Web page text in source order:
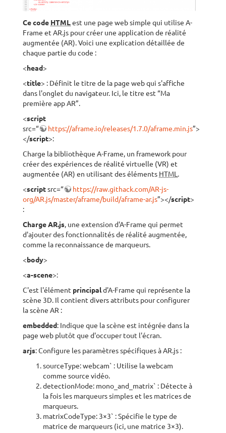
Ce code HTMLest une page web simple qui utilise A-
Frame et AR.js pour créer une application de réalité
augmentée (AR). Voici une explication détaillée de
chaque partie du code :
<head>
<title> : Définit le titre de la page web qui s'affiche
dans l'onglet du navigateur. Ici, le titre est “Ma
première app AR”.
<script
src=“
https://aframe.io/releases/1.7.0/aframe.min.js”>
</script>:
Charge la bibliothèque A-Frame, un framework pour
créer des expériences de réalité virtuelle (VR) et
augmentée (AR) en utilisant des éléments HTML .
<scriptsrc=“
https://raw.githack.com/AR-js-
org/AR.js/master/aframe/build/aframe-ar.js”></script>
:
Charge AR.js, une extension d'A-Frame qui permet
d'ajouter des fonctionnalités de réalité augmentée,
comme la reconnaissance de marqueurs.
<body>
<a-scene>:
C'est l'élément principald'A-Frame qui représente la
scène 3D. Il contient divers attributs pour configurer
la scène AR :
embedded: Indique que la scène est intégrée dans la
page web plutôt que d'occuper tout l'écran.
arjs: Configure les paramètres spécifiques à AR.js :
sourceType: webcam` : Utilise la webcam
comme source vidéo.
detectionMode: mono_and_matrix` : Détecte à
la fois les marqueurs simples et les matrices de
marqueurs.
matrixCodeType: 3×3` : Spécifie le type de
matrice de marqueurs (ici, une matrice 3×3).